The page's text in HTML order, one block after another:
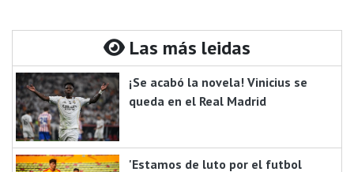
Las más leidas
¡Se acabó la novela! Vinicius se
queda en el Real Madrid
'Estamos de luto por el futbol